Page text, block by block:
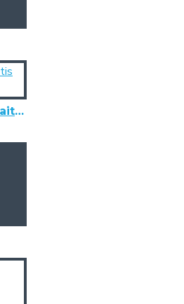
Entalpinis šilumokaitis Brink Flair 325-400